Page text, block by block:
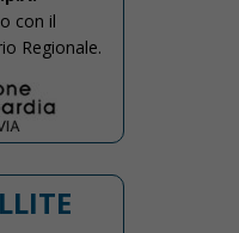
con il
Regionale.